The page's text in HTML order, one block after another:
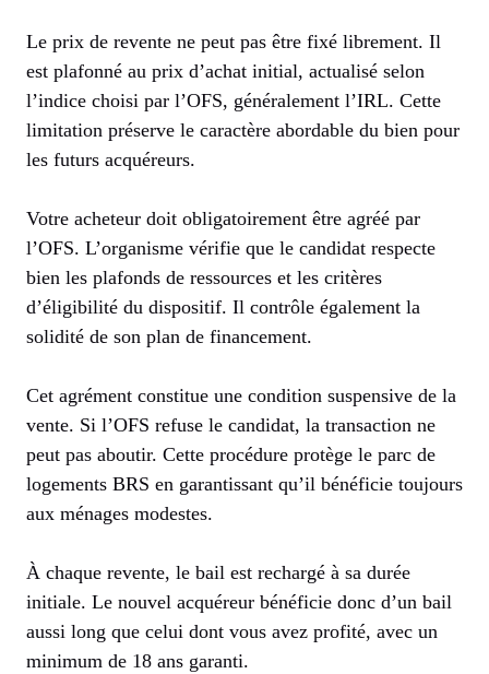
Le prix de revente ne peut pas être fixé librement. Il
est plafonné au prix d’achat initial, actualisé selon
l’indice choisi par l’OFS, généralement l’IRL. Cette
limitation préserve le caractère abordable du bien pour
les futurs acquéreurs.
Votre acheteur doit obligatoirement être agréé par
l’OFS. L’organisme vérifie que le candidat respecte
bien les plafonds de ressources et les critères
d’éligibilité du dispositif. Il contrôle également la
solidité de son plan de financement.
Cet agrément constitue une condition suspensive de la
vente. Si l’OFS refuse le candidat, la transaction ne
peut pas aboutir. Cette procédure protège le parc de
logements BRS en garantissant qu’il bénéficie toujours
aux ménages modestes.
À chaque revente, le bail est rechargé à sa durée
initiale. Le nouvel acquéreur bénéficie donc d’un bail
aussi long que celui dont vous avez profité, avec un
minimum de 18 ans garanti.